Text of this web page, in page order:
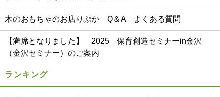
木のおもちゃのお店りぷか Q＆A よくある質問
【満席となりました】 2025 保育創造セミナーin金沢
（金沢セミナー）のご案内
ランキング